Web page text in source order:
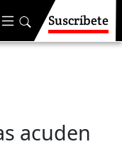
Suscríbete
acuden